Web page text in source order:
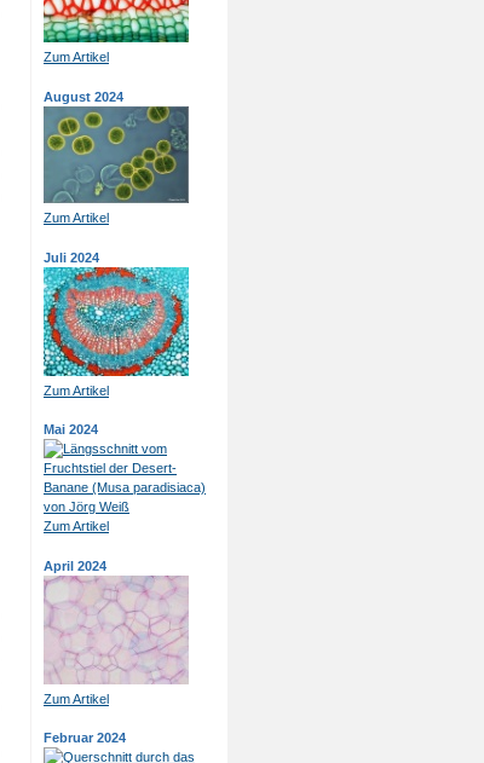
Zum Artikel
August 2024
Zum Artikel
Juli 2024
Zum Artikel
Mai 2024
Zum Artikel
April 2024
Zum Artikel
Februar 2024